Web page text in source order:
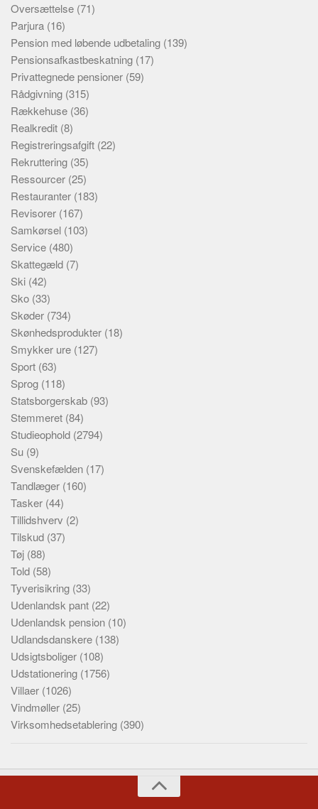
Oversættelse (71)
Parjura (16)
Pension med løbende udbetaling (139)
Pensionsafkastbeskatning (17)
Privattegnede pensioner (59)
Rådgivning (315)
Rækkehuse (36)
Realkredit (8)
Registreringsafgift (22)
Rekruttering (35)
Ressourcer (25)
Restauranter (183)
Revisorer (167)
Samkørsel (103)
Service (480)
Skattegæld (7)
Ski (42)
Sko (33)
Skøder (734)
Skønhedsprodukter (18)
Smykker ure (127)
Sport (63)
Sprog (118)
Statsborgerskab (93)
Stemmeret (84)
Studieophold (2794)
Su (9)
Svenskefælden (17)
Tandlæger (160)
Tasker (44)
Tillidshverv (2)
Tilskud (37)
Tøj (88)
Told (58)
Tyverisikring (33)
Udenlandsk pant (22)
Udenlandsk pension (10)
Udlandsdanskere (138)
Udsigtsboliger (108)
Udstationering (1756)
Villaer (1026)
Vindmøller (25)
Virksomhedsetablering (390)